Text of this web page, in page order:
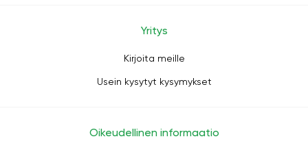
Yritys
Kirjoita meille
Usein kysytyt kysymykset
Oikeudellinen informaatio